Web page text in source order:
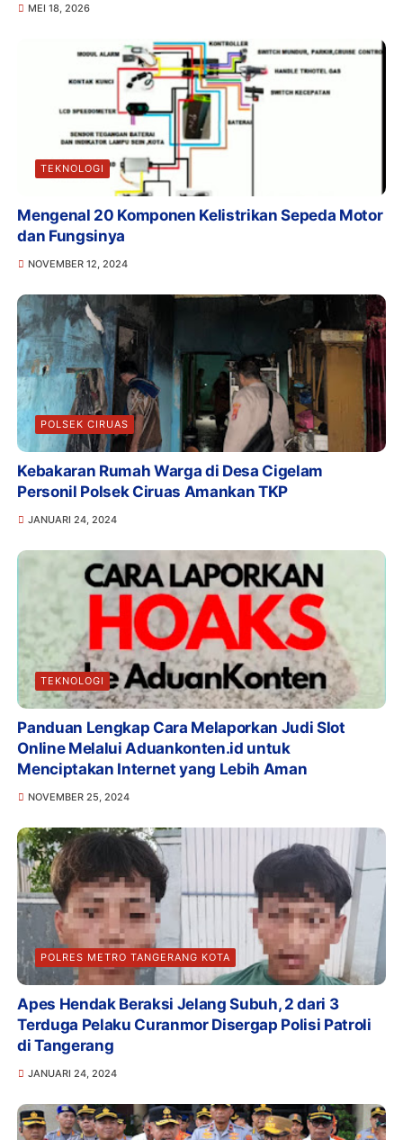
MEI 18, 2026
TEKNOLOGI
Mengenal 20 Komponen Kelistrikan Sepeda Motor
dan Fungsinya
NOVEMBER 12, 2024
POLSEK CIRUAS
Kebakaran Rumah Warga di Desa Cigelam
Personil Polsek Ciruas Amankan TKP
JANUARI 24, 2024
TEKNOLOGI
Panduan Lengkap Cara Melaporkan Judi Slot
Online Melalui Aduankonten.id untuk
Menciptakan Internet yang Lebih Aman
NOVEMBER 25, 2024
POLRES METRO TANGERANG KOTA
Apes Hendak Beraksi Jelang Subuh, 2 dari 3
Terduga Pelaku Curanmor Disergap Polisi Patroli
di Tangerang
JANUARI 24, 2024